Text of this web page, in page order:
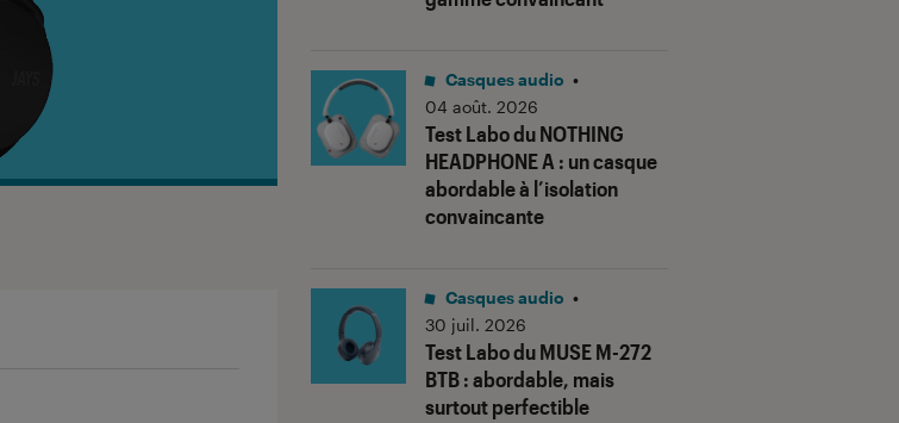
Test Labo du NOTHING
HEADPHONE A : un casque
abordable à l’isolation
convaincante
Casques audio •
04 août. 2026
Test Labo du MUSE M-272
BTB : abordable, mais
surtout perfectible
Casques audio •
30 juil. 2026